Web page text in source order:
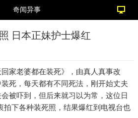
奇闻异事
日本正妹护士爆红
家老婆都在装死》，由真人真事改
死，每天都有不同死法，刚开始丈夫
被吓到，但后来就习以为常，这位日
拍下各种装死照，结果爆红到电视台也